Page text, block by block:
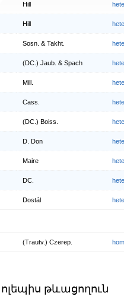
Hill
Hill
Sosn. & Takht.
(DC.) Jaub. & Spach
Mill.
Cass.
(DC.) Boiss.
D. Don
Maire
DC.
Dostál
(Trautv.) Czerep.
թևացողուն